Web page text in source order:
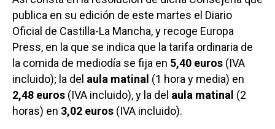
publica en su edición de este martes el Diario
Oficial de Castilla-La Mancha, y recoge Europa
Press, en la que se indica que la tarifa ordinaria de
la comida de mediodía se fija en 5,40 euros (IVA
incluido); la del aula matinal (1 hora y media) en
2,48 euros (IVA incluido), y la del aula matinal (2
horas) en 3,02 euros (IVA incluido).